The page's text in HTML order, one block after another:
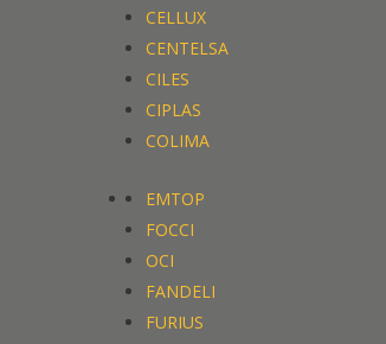
CELLUX
CENTELSA
CILES
CIPLAS
COLIMA
EMTOP
FOCCI
OCI
FANDELI
FURIUS